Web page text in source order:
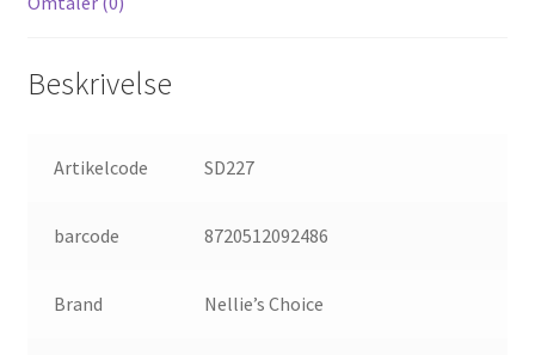
Beskrivelse
Artikelcode SD227
barcode 8720512092486
Brand Nellie’s Choice